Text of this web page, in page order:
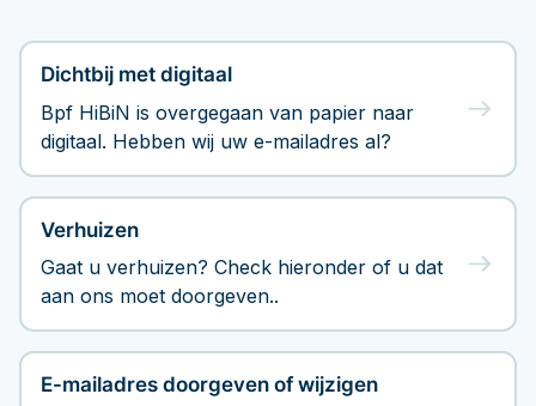
Documenten
Contact
Hoeveel pensioen krijg ik later?
Dichtbij met digitaal
Bpf HiBiN is overgegaan van papier naar
digitaal. Hebben wij uw e-mailadres al?
Verhuizen
Gaat u verhuizen? Check hieronder of u dat
aan ons moet doorgeven..
E-mailadres doorgeven of wijzigen